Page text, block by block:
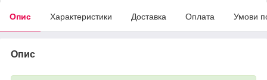
Опис Характеристики Доставка Оплата Умови
Опис